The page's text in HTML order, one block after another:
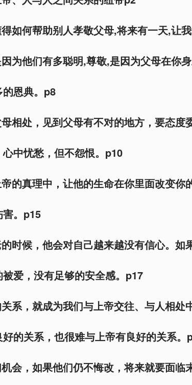
如何帮助别人孝敬父母,将来有一天,让
为他们有多聪明,尊敬,是因为父母在你
恩典。p8
相处，见到父母有不对的地方，要态度
中忧愁，但不怨恨。p10
的真理中，让他的生命在你里面改变你
。p15
时候，他会对自己越来越没有信心。如
爱，没有足够的安全感。p17
系，就成为我们与上帝交往、与人相处
的关系，也很难与上帝有良好的关系。
会，如果他们仍不悔改，将来就要面临